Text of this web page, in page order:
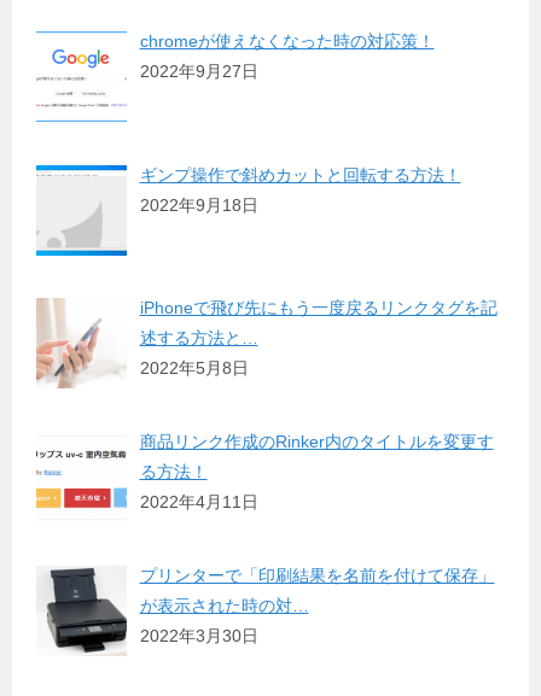
chromeが使えなくなった時の対応策！
2022年9月27日
ギンプ操作で斜めカットと回転する方法！
2022年9月18日
iPhoneで飛び先にもう一度戻るリンクタグを記
述する方法と…
2022年5月8日
商品リンク作成のRinker内のタイトルを変更す
る方法！
2022年4月11日
プリンターで「印刷結果を名前を付けて保存」
が表示された時の対…
2022年3月30日